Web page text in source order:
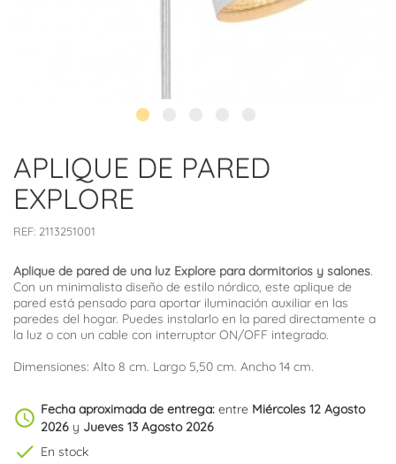
APLIQUE DE PARED
EXPLORE
REF: 2113251001
Aplique de pared de una luz Explore para dormitorios y salones.
Con un minimalista diseño de estilo nórdico, este aplique de
pared está pensado para aportar iluminación auxiliar en las
paredes del hogar. Puedes instalarlo en la pared directamente a
la luz o con un cable con interruptor ON/OFF integrado.
Dimensiones: Alto 8 cm. Largo 5,50 cm. Ancho 14 cm.
schedule Fecha aproximada de entrega: entre Miércoles 12 Agosto
2026 y Jueves 13 Agosto 2026
check En stock